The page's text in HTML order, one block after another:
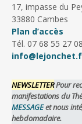
17, impasse du
33880 Cambes
Plan d’accès
Tél. 07 68 55 27 08
NEWSLETTERPour
manifestations du
MESSAGEet nous
hebdomadaire.